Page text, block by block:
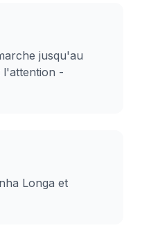
jusqu'au
l'attention -
Longa et